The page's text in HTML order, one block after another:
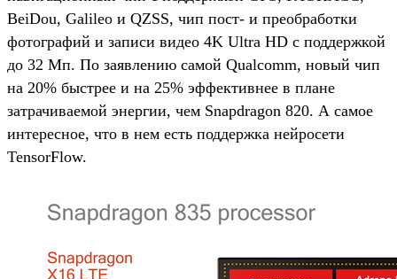
BeiDou, Galileo и QZSS, чип пост- и преобработки
фотографий и записи видео 4K Ultra HD с поддержкой
до 32 Мп. По заявлению самой Qualcomm, новый чип
на 20% быстрее и на 25% эффективнее в плане
затрачиваемой энергии, чем Snapdragon 820. А самое
интересное, что в нем есть поддержка нейросети
TensorFlow.